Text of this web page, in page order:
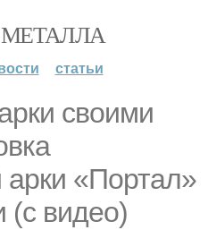
МЕТАЛЛА
статьи
своими
«Портал»
(с видео)